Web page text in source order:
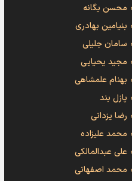
محسن یگانه
بنیامین بهادری
سامان جلیلی
مجید یحیایی
بهنام علمشاهی
پازل بند
رضا یزدانی
محمد علیزاده
علی عبدالمالکی
محمد اصفهانی